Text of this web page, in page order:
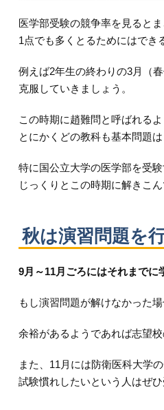
医学部受験の競争率を見ると
1点でも多くとるためにはでき
例えば2年生の終わりの3月（
克服していきましょう。
この時期に趙難問と呼ばれる
とにかくどの教科も基本問題
特に国公立大学の医学部を受
じっくりとこの時期に解きこん
秋は演習問題を
9月～11月ごろにはそれまで
もし演習問題が解けなかった
余裕があるようであれば志望
また、11月には防衛医科大学
試験慣れしたいという人はぜひ